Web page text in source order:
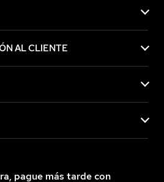
AL CLIENTE
pague más tarde con